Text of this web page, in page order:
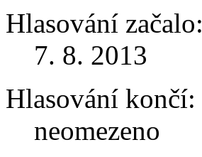
Hlasování začalo:
7. 8. 2013
Hlasování končí:
neomezeno